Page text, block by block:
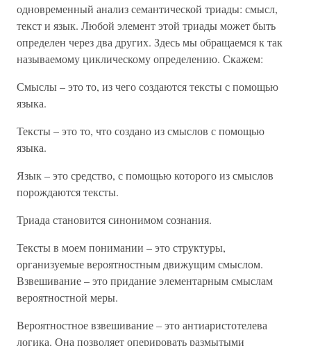
одновременный анализ семантической триады: смысл,
текст и язык. Любой элемент этой триады может быть
определен через два других. Здесь мы обращаемся к так
называемому циклическому определению. Скажем:
Смыслы – это то, из чего создаются тексты с помощью
языка.
Тексты – это то, что создано из смыслов с помощью
языка.
Язык – это средство, с помощью которого из смыслов
порождаются тексты.
Триада становится синонимом сознания.
Тексты в моем понимании – это структуры,
организуемые вероятностным движущим смыслом.
Взвешивание – это придание элементарным смыслам
вероятностной меры.
Вероятностное взвешивание – это антиаристотелева
логика. Она позволяет оперировать размытыми